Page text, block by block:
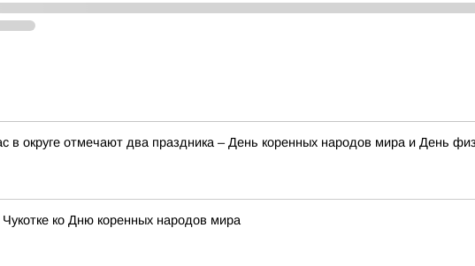
в округе отмечают два праздника – День коренных народов мира и День
ко Дню коренных народов мира